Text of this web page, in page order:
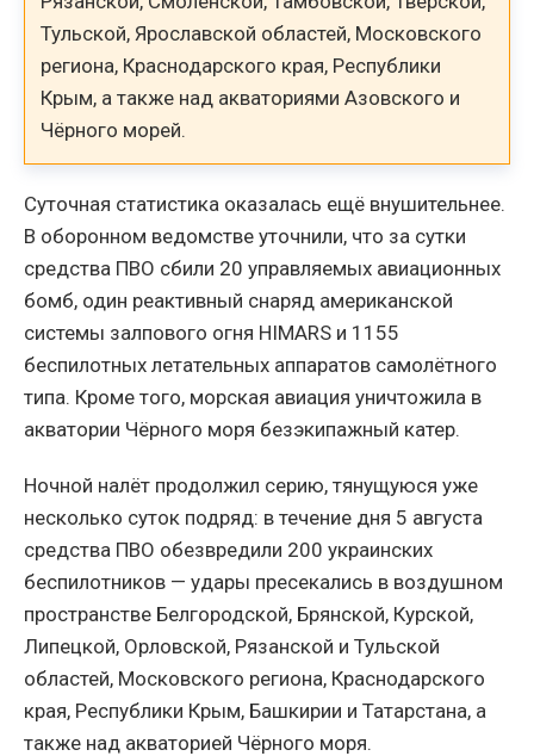
Тульской, Ярославской областей, Московского
региона, Краснодарского края, Республики
Крым, а также над акваториями Азовского и
Чёрного морей.
Суточная статистика оказалась ещё внушительнее.
В оборонном ведомстве уточнили, что за сутки
средства ПВО сбили 20 управляемых авиационных
бомб, один реактивный снаряд американской
системы залпового огня HIMARS и 1155
беспилотных летательных аппаратов самолётного
типа. Кроме того, морская авиация уничтожила в
акватории Чёрного моря безэкипажный катер.
Ночной налёт продолжил серию, тянущуюся уже
несколько суток подряд: в течение дня 5 августа
средства ПВО обезвредили 200 украинских
беспилотников — удары пресекались в воздушном
пространстве Белгородской, Брянской, Курской,
Липецкой, Орловской, Рязанской и Тульской
областей, Московского региона, Краснодарского
края, Республики Крым, Башкирии и Татарстана, а
также над акваторией Чёрного моря.